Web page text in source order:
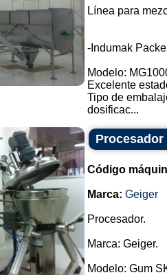
Línea para
-Indumak
Modelo:
Excelente
Tipo de
dosificac...
Procesador
Código
Marca: Geiger
Procesador.
Marca: Geiger.
Modelo: Gum